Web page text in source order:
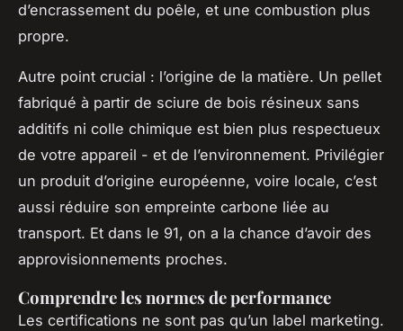
d’encrassement du poêle, et une combustion plus
propre.
Autre point crucial : l’origine de la matière. Un pellet
fabriqué à partir de sciure de bois résineux sans
additifs ni colle chimique est bien plus respectueux
de votre appareil - et de l’environnement. Privilégier
un produit d’origine européenne, voire locale, c’est
aussi réduire son empreinte carbone liée au
transport. Et dans le 91, on a la chance d’avoir des
approvisionnements proches.
Comprendre les normes de performance
Les certifications ne sont pas qu’un label marketing.